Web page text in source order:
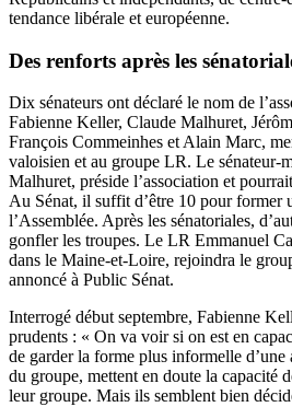
tendance libérale et européenne.
Des renforts après les
Dix sénateurs ont déclaré le nom de
Fabienne Keller, Claude Malhuret,
François Commeinhes et Alain Marc,
valoisien et au groupe LR. Le sénateur-
Malhuret, préside l’association et
Au Sénat, il suffit d’être 10 pour former
l’Assemblée. Après les sénatoriales,
gonfler les troupes. Le LR Emmanuel
dans le Maine-et-Loire, rejoindra le
annoncé à Public Sénat.
Interrogé début septembre, Fabienne
prudents : « On va voir si on est en
de garder la forme plus informelle d’une
du groupe, mettent en doute la capacité
leur groupe. Mais ils semblent bien